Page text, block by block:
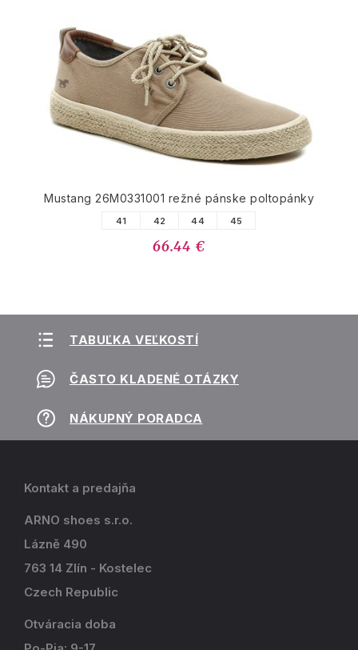
Mustang 26M0331001 režné pánske poltopánky
41 42 44 45
66.44 €
TABUĽKA VEĽKOSTÍ
ČASTO KLADENÉ OTÁZKY
NÁKUPNÝ PORADCA
Kontakt a predajňa
ARNO shoes s.r.o.
Lázně 490
763 14 Zlín - Kostelec
Czech Republic
Otváracia doba